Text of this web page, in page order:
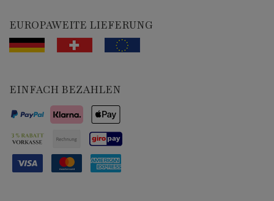
EUROPAWEITE LIEFERUNG
EINFACH BEZAHLEN